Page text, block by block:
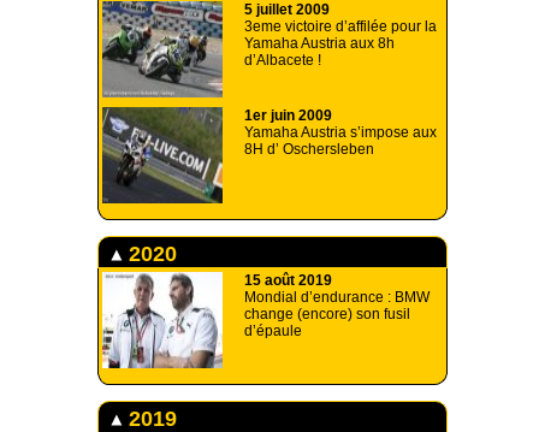
5 juillet 2009
3eme victoire d’affilée pour la
Yamaha Austria aux 8h
d’Albacete !
1er juin 2009
Yamaha Austria s’impose aux
8H d’ Oschersleben
2020
15 août 2019
Mondial d’endurance : BMW
change (encore) son fusil
d’épaule
2019